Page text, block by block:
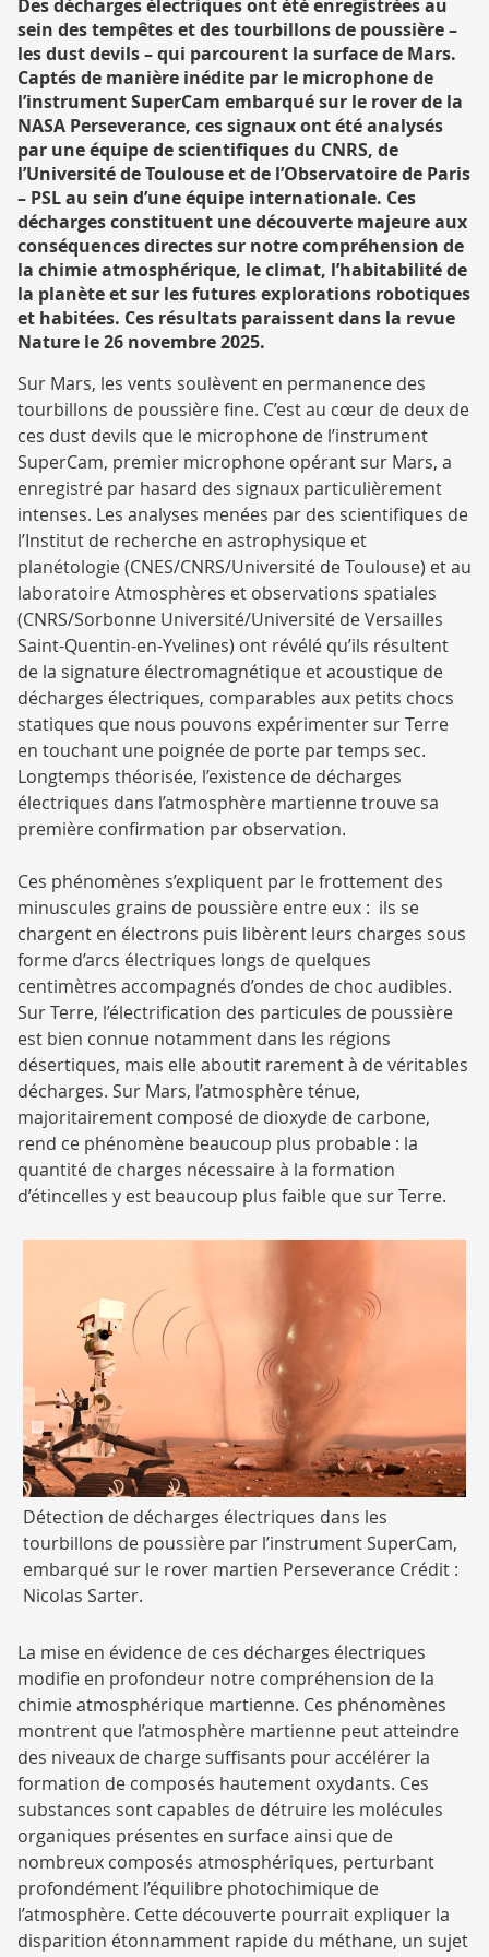
RECHERCHE
Des décharges électriques ont été enregistrées au
sein des tempêtes et des tourbillons de poussière –
les dust devils – qui parcourent la surface de Mars.
Captés de manière inédite par le microphone de
l’instrument SuperCam embarqué sur le rover de la
NASA Perseverance, ces signaux ont été analysés
par une équipe de scientifiques du CNRS, de
l’Université de Toulouse et de l’Observatoire de Paris
– PSL au sein d’une équipe internationale. Ces
décharges constituent une découverte majeure aux
conséquences directes sur notre compréhension de
la chimie atmosphérique, le climat, l’habitabilité de
la planète et sur les futures explorations robotiques
et habitées. Ces résultats paraissent dans la revue
Nature le 26 novembre 2025.
Sur Mars, les vents soulèvent en permanence des
tourbillons de poussière fine. C’est au cœur de deux de
ces dust devils que le microphone de l’instrument
SuperCam, premier microphone opérant sur Mars, a
enregistré par hasard des signaux particulièrement
intenses. Les analyses menées par des scientifiques de
l’Institut de recherche en astrophysique et
planétologie (CNES/CNRS/Université de Toulouse) et au
laboratoire Atmosphères et observations spatiales
(CNRS/Sorbonne Université/Université de Versailles
Saint-Quentin-en-Yvelines) ont révélé qu’ils résultent
de la signature électromagnétique et acoustique de
décharges électriques, comparables aux petits chocs
statiques que nous pouvons expérimenter sur Terre
en touchant une poignée de porte par temps sec.
Longtemps théorisée, l’existence de décharges
électriques dans l’atmosphère martienne trouve sa
première confirmation par observation.
Ces phénomènes s’expliquent par le frottement des
minuscules grains de poussière entre eux : ils se
chargent en électrons puis libèrent leurs charges sous
forme d’arcs électriques longs de quelques
centimètres accompagnés d’ondes de choc audibles.
Sur Terre, l’électrification des particules de poussière
est bien connue notamment dans les régions
désertiques, mais elle aboutit rarement à de véritables
décharges. Sur Mars, l’atmosphère ténue,
majoritairement composé de dioxyde de carbone,
rend ce phénomène beaucoup plus probable : la
quantité de charges nécessaire à la formation
d’étincelles y est beaucoup plus faible que sur Terre.
Légende
-
Détection de décharges électriques dans les
tourbillons de poussière par l’instrument SuperCam,
embarqué sur le rover martien Perseverance Crédit :
Nicolas Sarter.
La mise en évidence de ces décharges électriques
modifie en profondeur notre compréhension de la
chimie atmosphérique martienne. Ces phénomènes
montrent que l’atmosphère martienne peut atteindre
des niveaux de charge suffisants pour accélérer la
formation de composés hautement oxydants. Ces
substances sont capables de détruire les molécules
organiques présentes en surface ainsi que de
nombreux composés atmosphériques, perturbant
profondément l’équilibre photochimique de
l’atmosphère. Cette découverte pourrait expliquer la
disparition étonnamment rapide du méthane, un sujet